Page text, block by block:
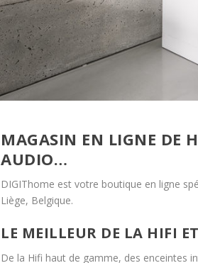
MAGASIN EN LIGNE DE
AUDIO…
DIGIThome est votre boutique en ligne
Liège, Belgique.
LE MEILLEUR DE LA HIFI
De la Hifi haut de gamme, des enceintes